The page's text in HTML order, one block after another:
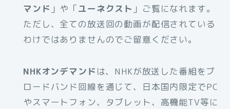
マンド 」や「ユーネクスト 」ご覧になれます。
ただし、全ての放送回の動画が配信されている
わけではありませんのでご留意ください。
NHKオンデマンド は、NHKが放送した番組をブ
ロードバンド回線を通じて、日本国内限定でPC
やスマートフォン、タブレット、高機能TV等に